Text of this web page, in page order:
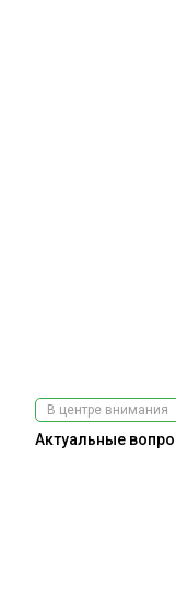
В центре внимания
Актуальные